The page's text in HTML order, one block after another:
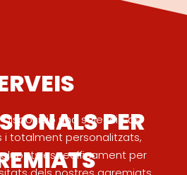
PER
disposició una selecció de
i totalment personalitzats,
específicament per